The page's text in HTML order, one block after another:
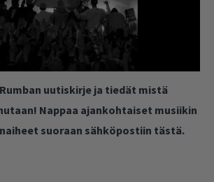
uutiskirje ja tiedät mistä
Nappaa ajankohtaiset musiikin
suoraan sähköpostiin tästä.